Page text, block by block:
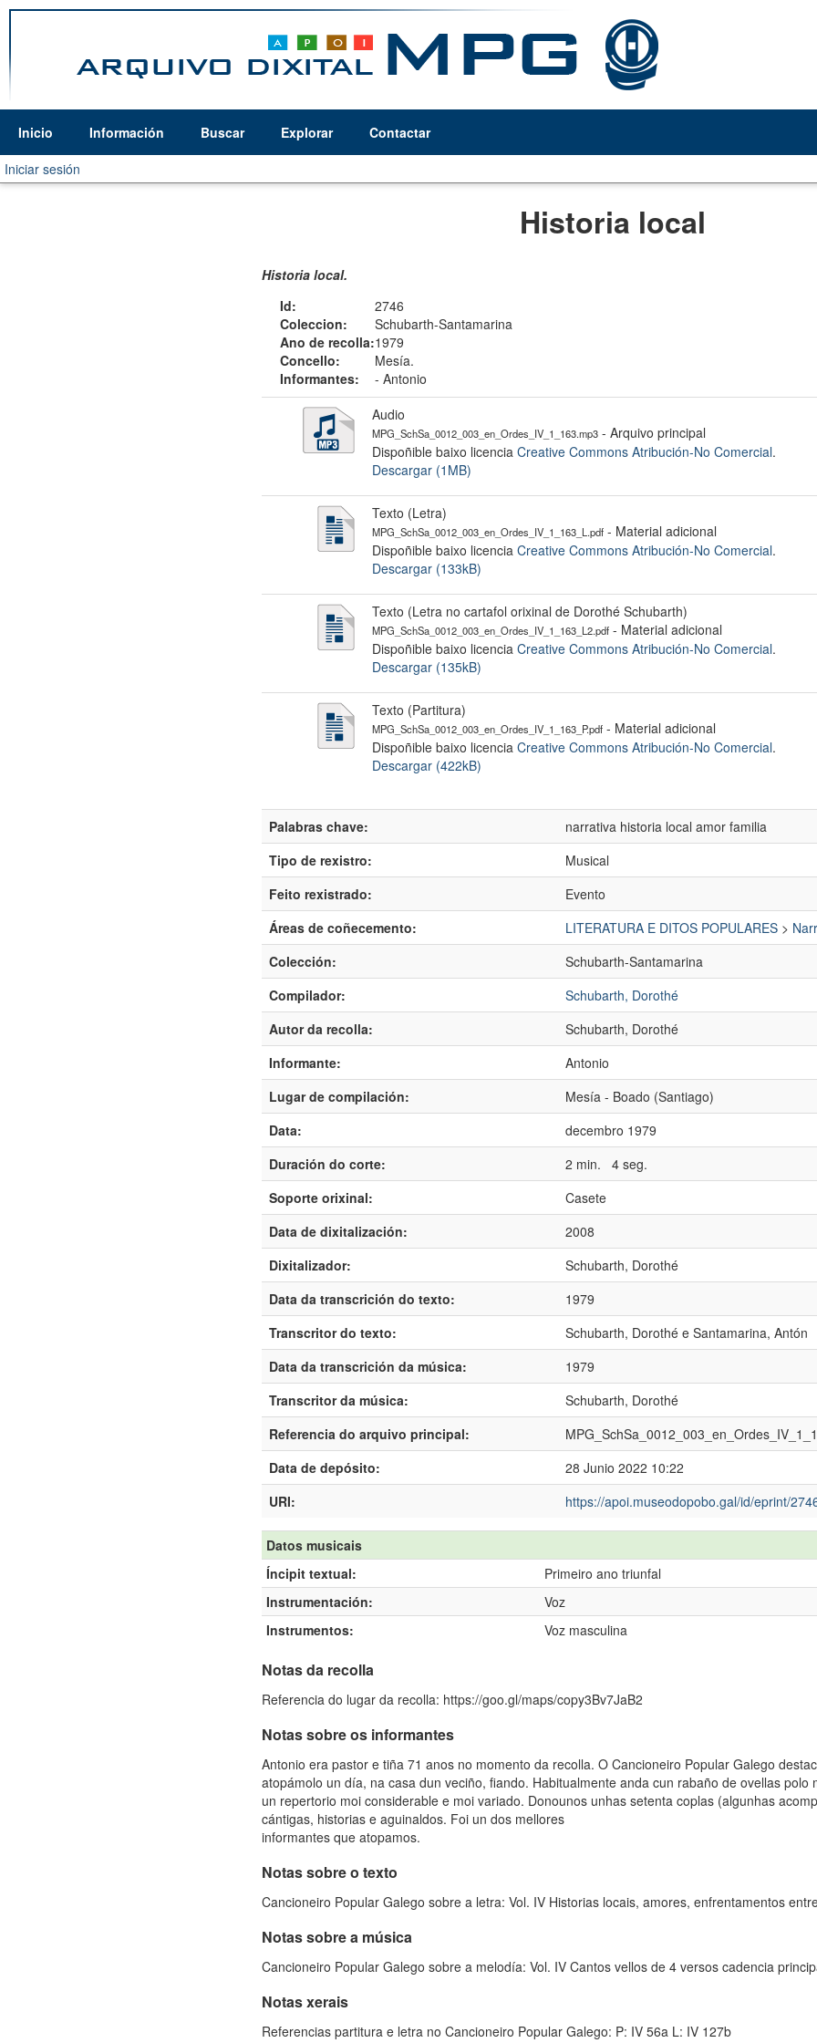
Inicio Información Buscar Explorar
Contactar
Iniciar sesión
Historia local
Historia local.
Id:
2746
Coleccion:
Schubarth-Santamarina
Ano de recolla:1979
Concello:
Mesía.
Informantes:
- Antonio
Audio
MPG_SchSa_0012_003_en_Ordes_IV_1_163.mp3 - Arquivo principal
Dispoñible baixo licencia Creative Commons Atribución-No Comercial.
Descargar (1MB)
Texto (Letra)
MPG_SchSa_0012_003_en_Ordes_IV_1_163_L.pdf - Material adicional
Dispoñible baixo licencia Creative Commons Atribución-No Comercial.
Descargar (133kB)
Texto (Letra no cartafol orixinal de Dorothé Schubarth)
MPG_SchSa_0012_003_en_Ordes_IV_1_163_L2.pdf - Material adicional
Dispoñible baixo licencia Creative Commons Atribución-No Comercial.
Descargar (135kB)
Texto (Partitura)
MPG_SchSa_0012_003_en_Ordes_IV_1_163_P.pdf - Material adicional
Dispoñible baixo licencia Creative Commons Atribución-No Comercial.
Descargar (422kB)
Palabras chave:
narrativa historia local amor familia
Tipo de rexistro:
Musical
Feito rexistrado:
Evento
Áreas de coñecemento:
LITERATURA E DITOS POPULARES >
Colección:
Schubarth-Santamarina
Compilador:
Schubarth, Dorothé
Autor da recolla:
Schubarth, Dorothé
Informante:
Antonio
Lugar de compilación:
Mesía - Boado (Santiago)
Data:
decembro 1979
Duración do corte:
2 min. 4 seg.
Soporte orixinal:
Casete
Data de dixitalización:
2008
Dixitalizador:
Schubarth, Dorothé
Data da transcrición do texto:
1979
Transcritor do texto:
Schubarth, Dorothé e Santamarina, Antón
Data da transcrición da música:
1979
Transcritor da música:
Schubarth, Dorothé
Referencia do arquivo principal:
Data de depósito:
28 Junio 2022 10:22
URI:
https://apoi.museodopobo.gal/id/eprint/
Datos musicais
Íncipit textual:
Primeiro ano triunfal
Instrumentación:
Voz
Instrumentos:
Voz masculina
Notas da recolla
Referencia do lugar da recolla: https://goo.gl/maps/copy3Bv7JaB2
Notas sobre os informantes
Antonio era pastor e tiña 71 anos no momento da recolla. O Cancioneiro Popular Galego
atopámolo un día, na casa dun veciño, fiando. Habitualmente anda cun rabaño de ovellas polo
un repertorio moi considerable e moi variado. Donounos unhas setenta coplas (algunhas
cántigas, historias e aguinaldos. Foi un dos mellores
informantes que atopamos.
Notas sobre o texto
Cancioneiro Popular Galego sobre a letra: Vol. IV Historias locais, amores, enfrentamentos
Notas sobre a música
Cancioneiro Popular Galego sobre a melodía: Vol. IV Cantos vellos de 4 versos cadencia
Notas xerais
Referencias partitura e letra no Cancioneiro Popular Galego: P: IV 56a L: IV 127b